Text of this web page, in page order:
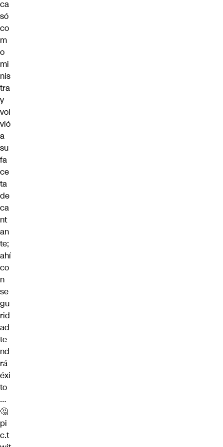
ca
só
co
m
o
mi
nis
tra
y
vol
vió
a
su
fa
ce
ta
de
ca
nt
an
te;
ahí
co
n
se
gu
rid
ad
te
nd
rá
éxi
to
…
🤔
pi
c.t